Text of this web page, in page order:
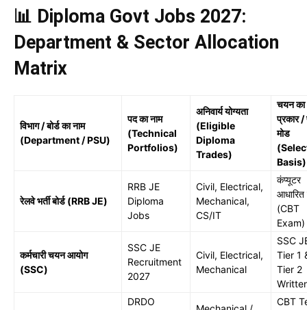
📊 Diploma Govt Jobs 2027:
Department & Sector Allocation
Matrix
विभाग / बोर्ड का नाम
(Department / PSU)
पद का नाम
(Technical
Portfolios)
अनिवार्य योग्यता
(Eligible
Diploma
Trades)
चयन का
प्रकार /
मोड
Basis)
रेलवे भर्ती बोर्ड (RRB JE)
RRB JE
Diploma
Jobs
Civil, Electrical,
Mechanical,
CS/IT
कंप्यूटर
आधारित
(CBT
Exam)
कर्मचारी चयन आयोग
(SSC)
SSC JE
Recruitment
2027
Civil, Electrical,
Mechanical
SSC
Tier 1
Tier 2
DRDO
CBT